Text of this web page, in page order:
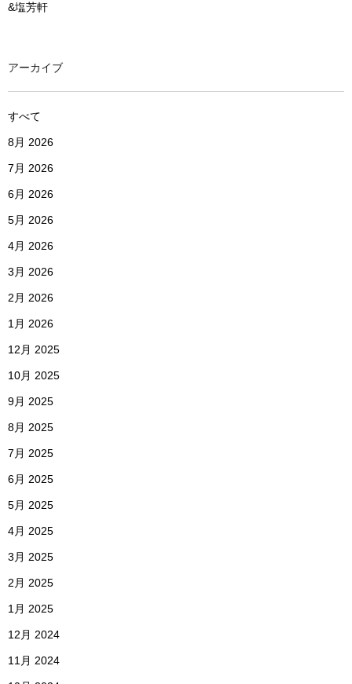
&塩芳軒
アーカイブ
すべて
8月 2026
7月 2026
6月 2026
5月 2026
4月 2026
3月 2026
2月 2026
1月 2026
12月 2025
10月 2025
9月 2025
8月 2025
7月 2025
6月 2025
5月 2025
4月 2025
3月 2025
2月 2025
1月 2025
12月 2024
11月 2024